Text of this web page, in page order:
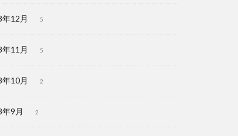
12月 5
11月 5
10月 2
9月 2